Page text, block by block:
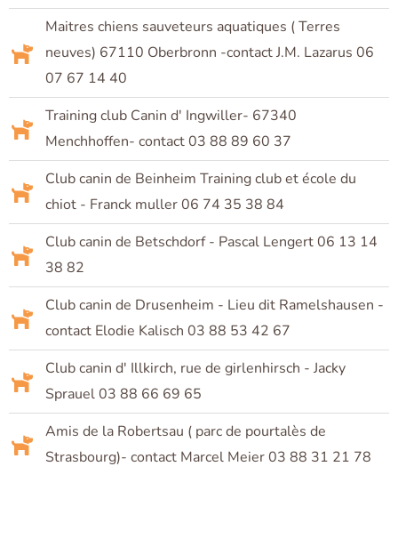
Maitres chiens sauveteurs aquatiques ( Terres
neuves) 67110 Oberbronn -contact J.M. Lazarus 06
07 67 14 40
Training club Canin d' Ingwiller- 67340
Menchhoffen- contact 03 88 89 60 37
Club canin de Beinheim Training club et école du
chiot - Franck muller 06 74 35 38 84
Club canin de Betschdorf - Pascal Lengert 06 13 14
38 82
Club canin de Drusenheim - Lieu dit Ramelshausen -
contact Elodie Kalisch 03 88 53 42 67
Club canin d' Illkirch, rue de girlenhirsch - Jacky
Sprauel 03 88 66 69 65
Amis de la Robertsau ( parc de pourtalès de
Strasbourg)- contact Marcel Meier 03 88 31 21 78